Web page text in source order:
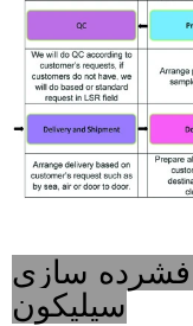
سازی
سیلیکون